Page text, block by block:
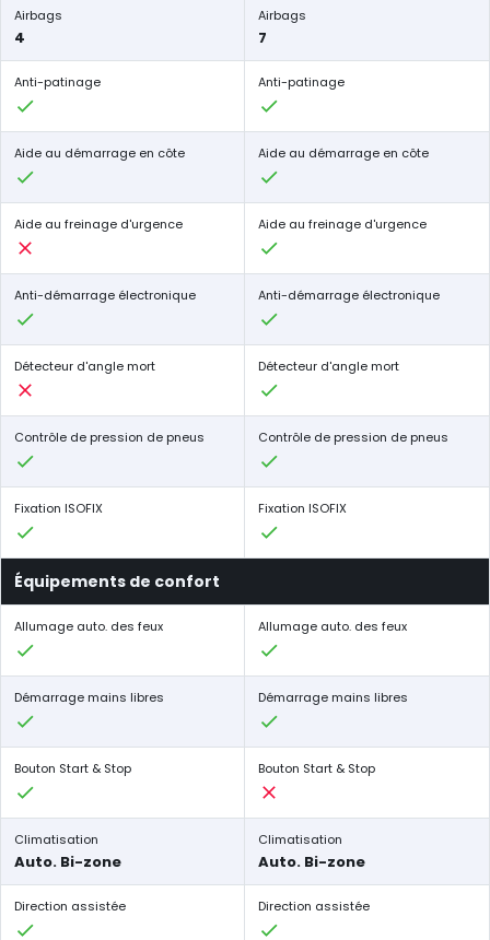
Airbags
4
Airbags
7
Anti-patinage Anti-patinage
Aide au démarrage en côte Aide au démarrage en côte
Aide au freinage d'urgence Aide au freinage d'urgence
Anti-démarrage électronique Anti-démarrage électronique
Détecteur d'angle mort Détecteur d'angle mort
Contrôle de pression de pneus Contrôle de pression de pneus
Fixation ISOFIX Fixation ISOFIX
Équipements de confort
Allumage auto. des feux Allumage auto. des feux
Démarrage mains libres Démarrage mains libres
Bouton Start & Stop Bouton Start & Stop
Climatisation
Auto. Bi-zone
Climatisation
Auto. Bi-zone
Direction assistée Direction assistée